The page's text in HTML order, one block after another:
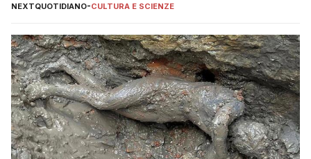
NEXTQUOTIDIANO-CULTURA E SCIENZE